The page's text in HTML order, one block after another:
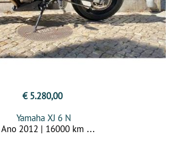
€ 5.280,00
Yamaha XJ 6 N
Ano 2012 | 16000 km